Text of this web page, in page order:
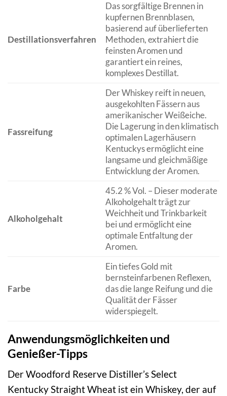
Destillationsverfahren
Das sorgfältige Brennen in
kupfernen Brennblasen,
basierend auf überlieferten
Methoden, extrahiert die
feinsten Aromen und
garantiert ein reines,
komplexes Destillat.
Fassreifung
Der Whiskey reift in neuen,
ausgekohlten Fässern aus
amerikanischer Weißeiche.
Die Lagerung in den klimatisch
optimalen Lagerhäusern
Kentuckys ermöglicht eine
langsame und gleichmäßige
Entwicklung der Aromen.
Alkoholgehalt
45.2 % Vol. – Dieser moderate
Alkoholgehalt trägt zur
Weichheit und Trinkbarkeit
bei und ermöglicht eine
optimale Entfaltung der
Aromen.
Farbe
Ein tiefes Gold mit
bernsteinfarbenen Reflexen,
das die lange Reifung und die
Qualität der Fässer
widerspiegelt.
Anwendungsmöglichkeiten und
Genießer-Tipps
Der Woodford Reserve Distiller’s Select
Kentucky Straight Wheat ist ein Whiskey, der auf